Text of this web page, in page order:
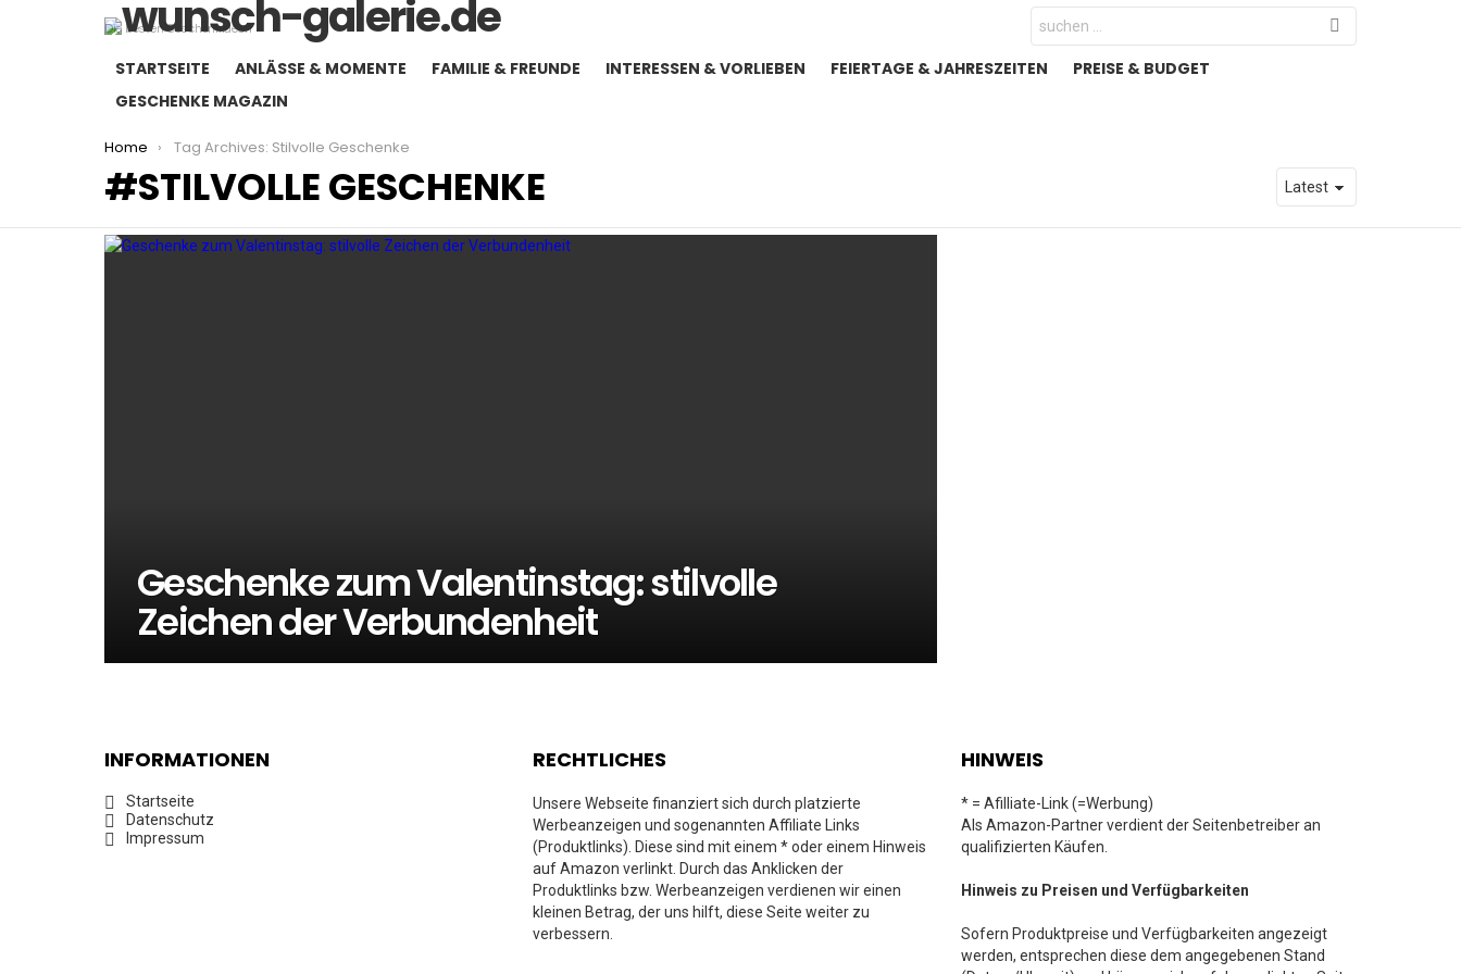
Die besten Geschenkideen
Search
for:
STARTSEITE ANLÄSSE & MOMENTE FAMILIE & FREUNDE INTERESSEN & VORLIEBEN FEIERTAGE & JAHRESZEITEN
PREISE & BUDGET
GESCHENKE MAGAZIN
You are here:
Home Tag Archives: Stilvolle Geschenke
STILVOLLE GESCHENKE
LATEST
Geschenke zum Valentinstag: stilvolle
Zeichen der Verbundenheit
INFORMATIONEN
Startseite
Datenschutz
Impressum
RECHTLICHES
Unsere Webseite finanziert sich durch platzierte
Werbeanzeigen und sogenannten Affiliate Links
(Produktlinks). Diese sind mit einem * oder einem Hinweis
auf Amazon verlinkt. Durch das Anklicken der
Produktlinks bzw. Werbeanzeigen verdienen wir einen
kleinen Betrag, der uns hilft, diese Seite weiter zu
verbessern.
HINWEIS
* = Afilliate-Link (=Werbung)
Als Amazon-Partner verdient der Seitenbetreiber an
qualifizierten Käufen.
Hinweis zu Preisen und Verfügbarkeiten
Sofern Produktpreise und Verfügbarkeiten angezeigt
werden, entsprechen diese dem angegebenen Stand